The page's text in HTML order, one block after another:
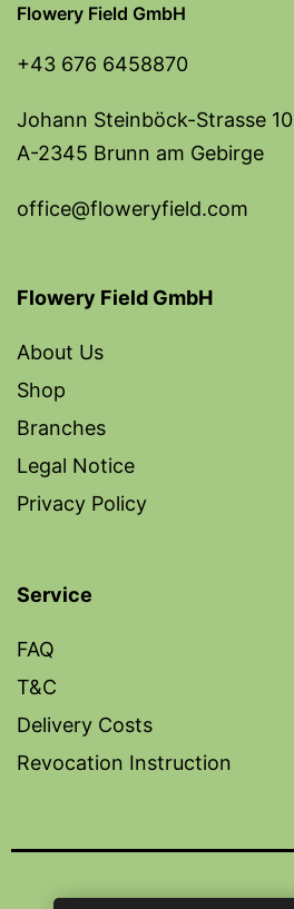
Flowery Field GmbH
+43 676 6458870
Johann Steinböck-Strasse 10
A-2345 Brunn am Gebirge
office@floweryfield.com
Flowery Field GmbH
About Us
Shop
Branches
Legal Notice
Privacy Policy
Service
FAQ
T&C
Delivery Costs
Revocation Instruction